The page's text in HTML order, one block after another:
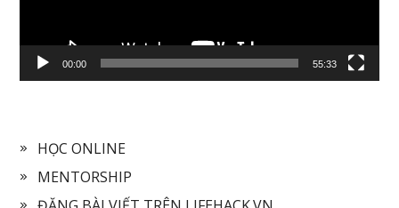
00:00 55:33
HỌC ONLINE
MENTORSHIP